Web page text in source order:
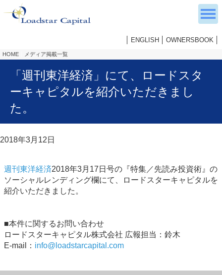
ENGLISH OWNERSBOOK
HOME メディア掲載一覧
「週刊東洋経済」にて、ロードスタ
ーキャピタルを紹介いただきまし
た。
2018年3月12日
週刊東洋経済2018年3月17日号の『特集／先読み投資術』の
ソーシャルレンディング欄にて、ロードスターキャピタルを
紹介いただきました。
■本件に関するお問い合わせ
ロードスターキャピタル株式会社 広報担当：鈴木
E-mail： info@loadstarcapital.com